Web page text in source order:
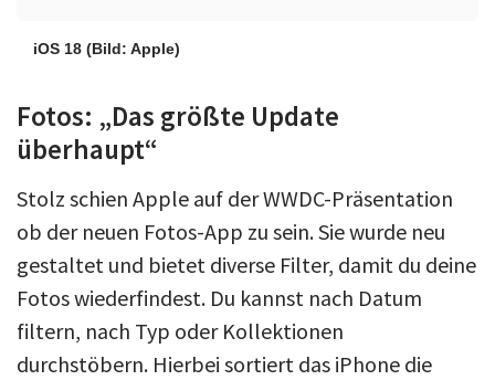
iOS 18 (Bild: Apple)
Fotos: „Das größte Update
überhaupt“
Stolz schien Apple auf der WWDC-Präsentation
ob der neuen Fotos-App zu sein. Sie wurde neu
gestaltet und bietet diverse Filter, damit du deine
Fotos wiederfindest. Du kannst nach Datum
filtern, nach Typ oder Kollektionen
durchstöbern. Hierbei sortiert das iPhone die